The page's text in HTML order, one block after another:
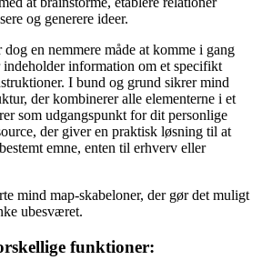
og generere ideer.
en nemmere måde at komme i gang
indeholder information om et specifikt
I bund og grund sikrer mind
der kombinerer alle elementerne i et
som udgangspunkt for dit personlige
der giver en praktisk løsning til at
emne, enten til erhverv eller
mind map-skabeloner, der gør det muligt
ubesværet.
funktioner: